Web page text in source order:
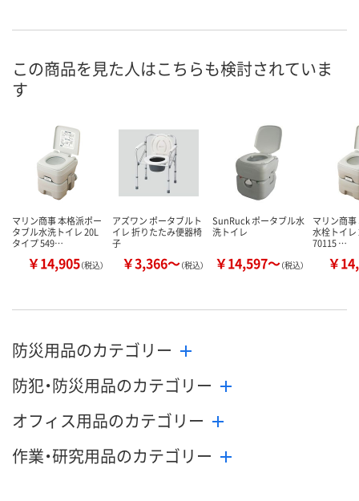
この商品を見た人はこちらも検討されていま
す
マリン商事 本格派ポー
タブル水洗トイレ 20L
タイプ 549…
￥14,905（税込）
アズワン ポータブルト
イレ 折りたたみ便器椅
子
￥3,366～（税込）
SunRuck ポータブル水
洗トイレ
￥14,597～（税込）
マリン商
水栓トイレ
70115 …
￥
防災用品のカテゴリー
防犯・防災用品のカテゴリー
オフィス用品のカテゴリー
作業・研究用品のカテゴリー